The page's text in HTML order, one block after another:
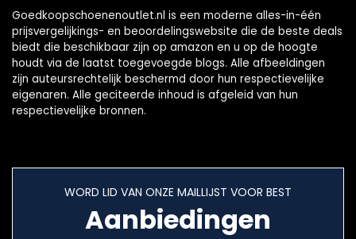
Goedkoopschoenenoutlet.nl is een moderne alles-in-één
prijsvergelijkings- en beoordelingswebsite die de beste deals
biedt die beschikbaar zijn op amazon en u op de hoogte
houdt via de laatst toegevoegde blogs. Alle afbeeldingen
zijn auteursrechtelijk beschermd door hun respectievelijke
eigenaren. Alle geciteerde inhoud is afgeleid van hun
respectievelijke bronnen.
WORD LID VAN ONZE MAILLIJST VOOR BEST
Aanbiedingen